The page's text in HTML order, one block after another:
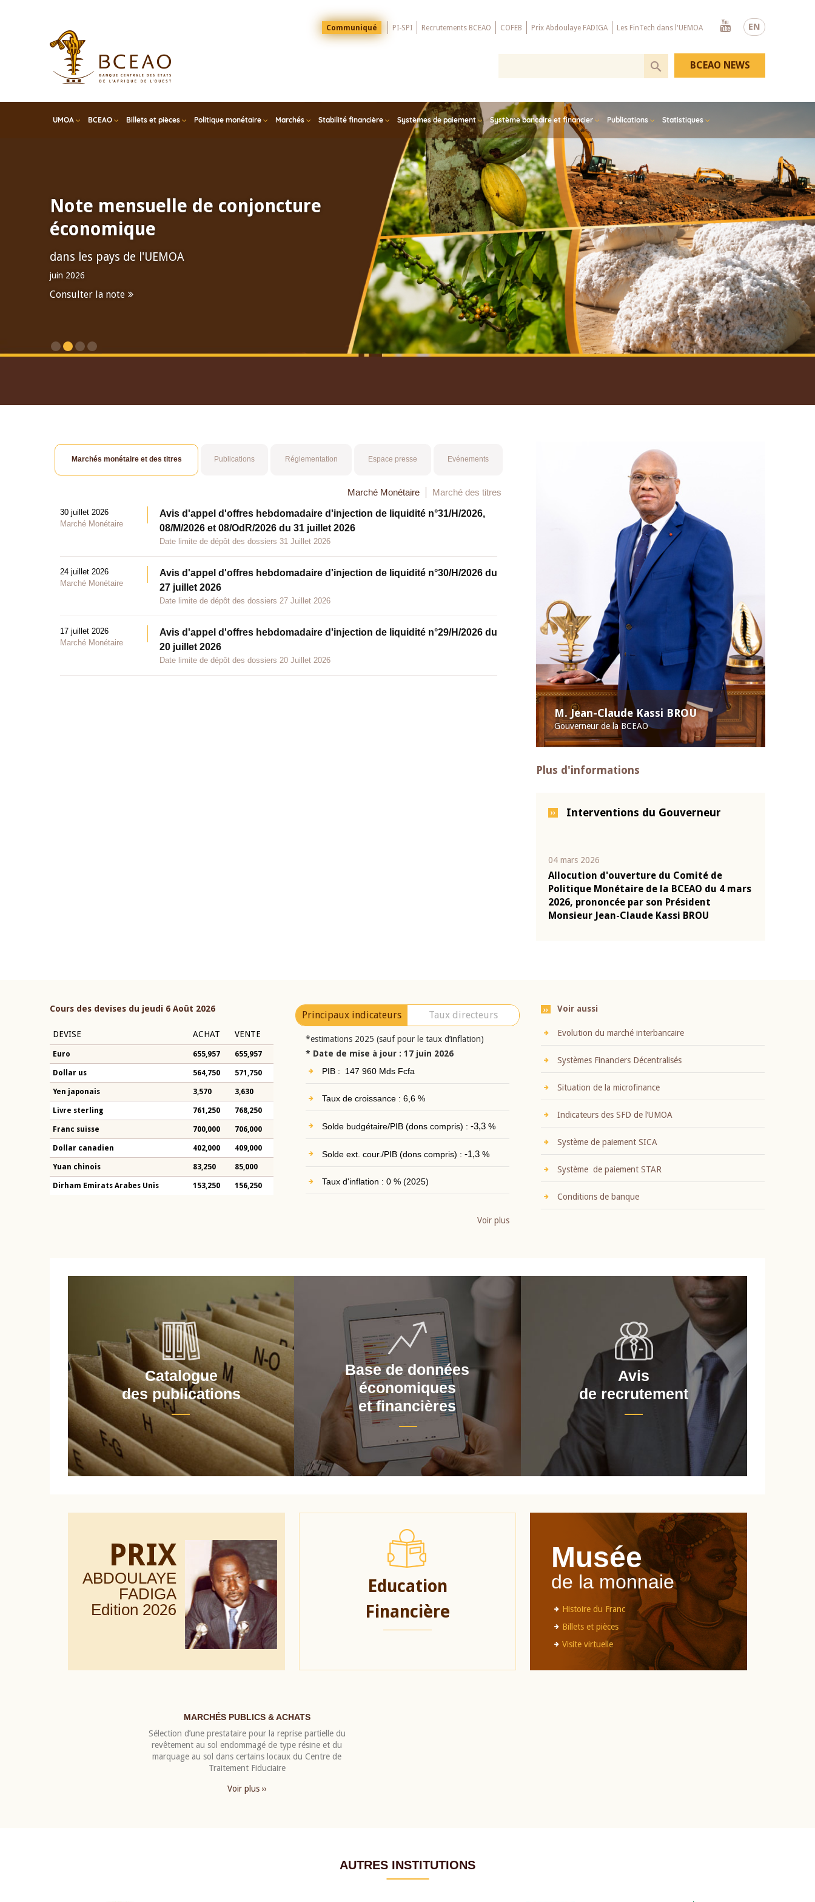
EN
Menu
Top
Communiqué PI-SPI Recrutements BCEAO COFEB Prix Abdoulaye FADIGA Les FinTech dans l'UEMOA
Youtube
UMOA BCEAO Billets et pièces Politique monétaire Marchés Stabilité financière Systèmes de paiement Système bancaire et financier Publications Statistiques
BCEAO NEWS
Note mensuelle de conjoncture
économique
dans les pays de l'UEMOA
juin 2026
Consulter la note
M. Jean-Claude Kassi BROU
Gouverneur de la BCEAO
Plus d'informations
Interventions du Gouverneur
04 mars 2026
Allocution d'ouverture du Comité de
Politique Monétaire de la BCEAO du 4 mars
2026, prononcée par son Président
Monsieur Jean-Claude Kassi BROU
Marchés monétaire et des titres Publications Réglementation Espace presse Evénements
Marché Monétaire Marché des titres
30 juillet 2026
Marché Monétaire
Avis d'appel d'offres hebdomadaire d'injection de liquidité n°31/H/2026,
08/M/2026 et 08/OdR/2026 du 31 juillet 2026
Date limite de dépôt des dossiers 31 Juillet 2026
24 juillet 2026
Marché Monétaire
Avis d'appel d'offres hebdomadaire d'injection de liquidité n°30/H/2026 du
27 juillet 2026
Date limite de dépôt des dossiers 27 Juillet 2026
17 juillet 2026
Marché Monétaire
Avis d'appel d'offres hebdomadaire d'injection de liquidité n°29/H/2026 du
20 juillet 2026
Date limite de dépôt des dossiers 20 Juillet 2026
Cours des devises du jeudi 6 Août 2026
DEVISE ACHAT VENTE
Euro 655,957 655,957
Dollar us 564,750 571,750
Yen japonais 3,570 3,630
Livre sterling 761,250 768,250
Franc suisse 700,000 706,000
Dollar canadien 402,000 409,000
Yuan chinois 83,250 85,000
Dirham Emirats Arabes Unis 153,250 156,250
Principaux indicateurs Taux directeurs
*estimations 2025 (sauf pour le taux d’inflation)
* Date de mise à jour : 17 juin 2026
PIB : 147 960 Mds Fcfa
Taux de croissance : 6,6 %
Solde budgétaire/PIB (dons compris) : -3,3%
Solde ext. cour./PIB (dons compris) : -1,3%
Taux d'inflation : 0 % (2025)
Voir plus
Voir aussi
Evolution du marché interbancaire
Systèmes Financiers Décentralisés
Situation de la microfinance
Indicateurs des SFD de l’UMOA
Système de paiement SICA
Système de paiement STAR
Conditions de banque
Catalogue
des publications
Base de données
économiques
et financières
Avis
de recrutement
PRIX
ABDOULAYE
FADIGA
Edition 2026
Education
Financière
Musée
de la monnaie
Histoire du Franc
Billets et pièces
Visite virtuelle
MARCHÉS PUBLICS & ACHATS
Sélection d’une prestataire pour la reprise partielle du
revêtement au sol endommagé de type résine et du
marquage au sol dans certains locaux du Centre de
Traitement Fiduciaire
Voir plus ››
AUTRES INSTITUTIONS